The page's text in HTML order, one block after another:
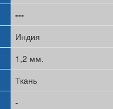
---
Индия
1,2 мм.
Ткань
-